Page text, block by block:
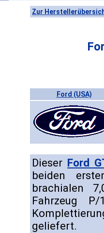
Zur
Ford (USA)
Dieser Ford
beiden
brachialen
Fahrzeug
geliefert.